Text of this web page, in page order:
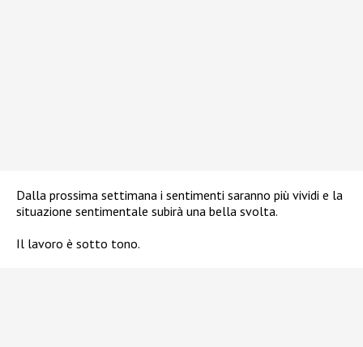
Dalla prossima settimana i sentimenti saranno più vividi e la
situazione sentimentale subirà una bella svolta.
Il lavoro è sotto tono.